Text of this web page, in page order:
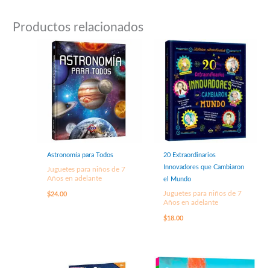
Productos relacionados
Astronomía para Todos
Juguetes para niños de 7
Años en adelante
$24.00
20 Extraordinarios
Innovadores que Cambiaron
el Mundo
Juguetes para niños de 7
Años en adelante
$18.00